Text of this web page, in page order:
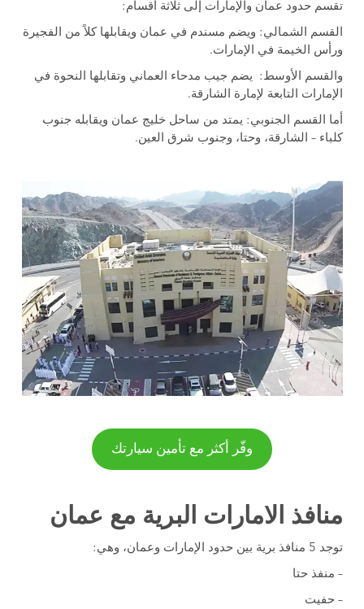
تقسم حدود عمان والإمارات إلى ثلاثة أقسام:
القسم الشمالي: ويضم مسندم في عمان ويقابلها كلاً من الفجيرة
ورأس الخيمة في الإمارات.
والقسم الأوسط: يضم جيب مدحاء العماني وتقابلها النحوة في
الإمارات التابعة لإمارة الشارقة.
أما القسم الجنوبي: يمتد من ساحل خليج عمان ويقابله جنوب
كلباء – الشارقة، وحتا، وجنوب شرق العين.
وفّر أكثر مع تأمين سيارتك
منافذ الامارات البرية مع عمان
توجد 5 منافذ برية بين حدود الإمارات وعمان، وهي:
– منفذ حتا
– حفيت